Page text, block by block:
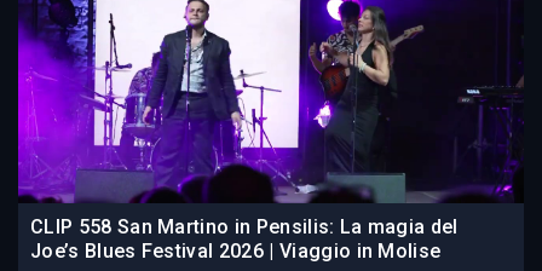
CLIP 558 San Martino in Pensilis: La magia del
Joe’s Blues Festival 2026 | Viaggio in Molise